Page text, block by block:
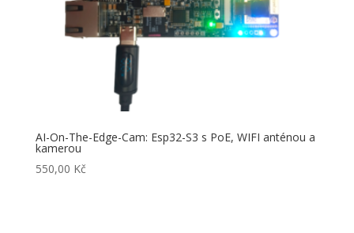
AI-On-The-Edge-Cam: Esp32-S3 s PoE, WIFI anténou a
kamerou
550,00 Kč